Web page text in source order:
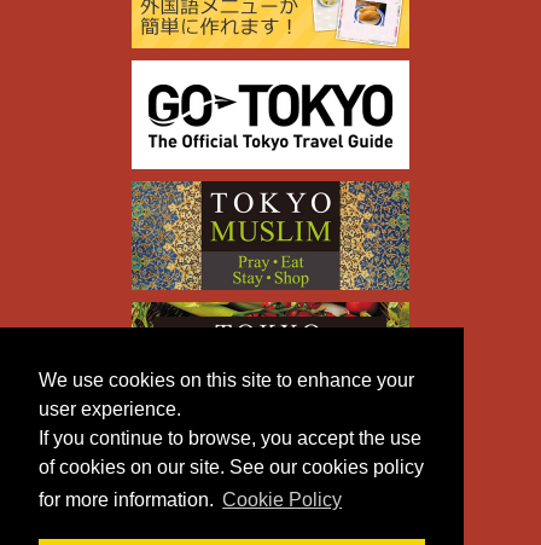
We use cookies on this site to enhance your
user experience.
If you continue to browse, you accept the use
of cookies on our site. See our cookies policy
for more information. Cookie Policy